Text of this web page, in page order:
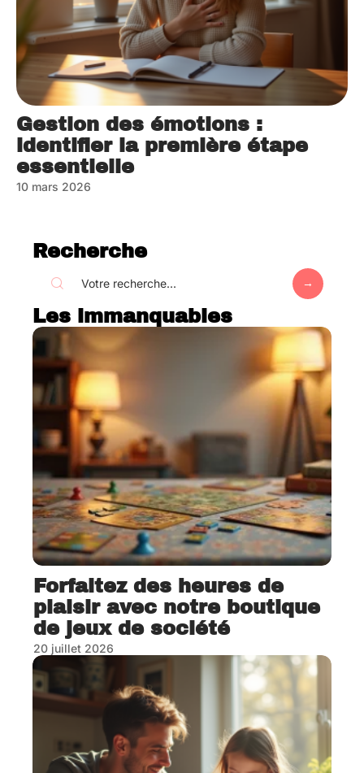
Gestion des émotions :
identifier la première étape
essentielle
10 mars 2026
Recherche
Les immanquables
Forfaitez des heures de
plaisir avec notre boutique
de jeux de société
20 juillet 2026